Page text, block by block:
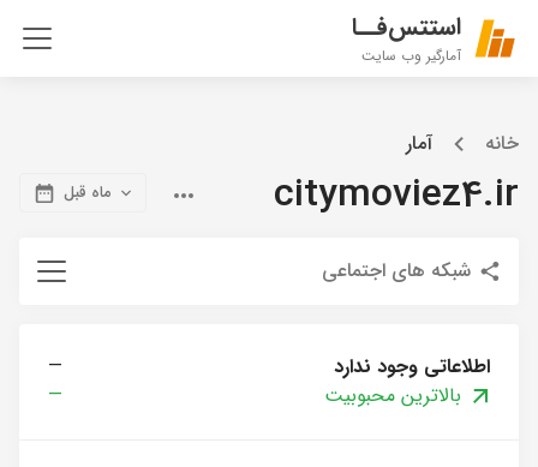
استتس‌فــا
آمارگیر وب سایت
خانه آمار
citymoviez4.ir ماه قبل
شبکه های اجتماعی
اطلاعاتی وجود ندارد
—
بالاترین محبوبیت
—